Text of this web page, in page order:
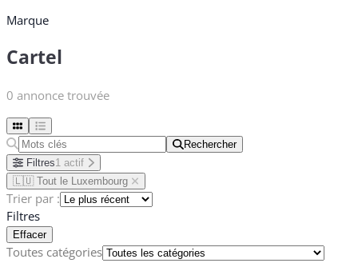
Marque
Cartel
0 annonce trouvée
Rechercher
Rechercher
Filtres1 actif
🇱🇺 Tout le Luxembourg
Trier par :
Filtres
Effacer
Toutes catégories